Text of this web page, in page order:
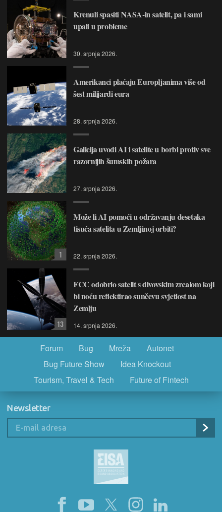
Krenuli spasiti NASA-in satelit, pa i sami
upali u probleme
30. srpnja 2026.
Amerikanci plaćaju Europljanima više od
šest milijardi eura
28. srpnja 2026.
Galicija uvodi AI i satelite u borbi protiv sve
razornijih šumskih požara
27. srpnja 2026.
Može li AI pomoći u održavanju desetaka
tisuća satelita u Zemljinoj orbiti?
22. srpnja 2026.
1
FCC odobrio satelit s divovskim zrcalom koji
bi noću reflektirao sunčevu svjetlost na
Zemlju
14. srpnja 2026.
13
Forum Bug Mreža
Autonet
Bug Future Show
Idea Knockout
Tourism, Travel & Tech
Future of Fintech
Newsletter